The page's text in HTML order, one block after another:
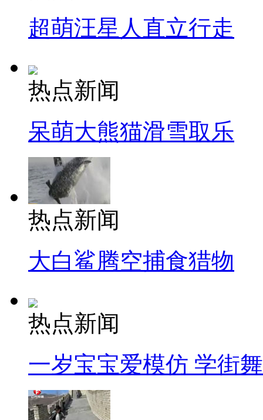
超萌汪星人直立行走
热点新闻
呆萌大熊猫滑雪取乐
热点新闻
大白鲨腾空捕食猎物
热点新闻
一岁宝宝爱模仿 学街